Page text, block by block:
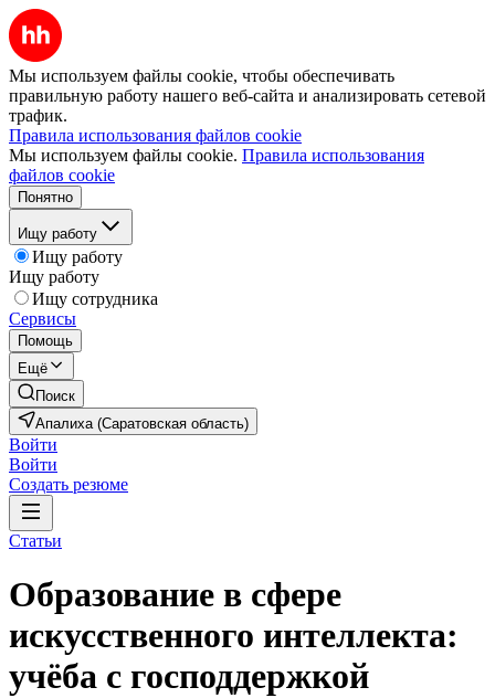
Мы используем файлы cookie, чтобы обеспечивать
правильную работу нашего веб-сайта и анализировать сетевой
трафик.
Правила использования файлов cookie
Мы используем файлы cookie. Правила использования
файлов cookie
Понятно
Ищу работу
Ищу работу
Ищу работу
Ищу сотрудника
Сервисы
Помощь
Ещё
Поиск
Апалиха (Саратовская область)
Войти
Войти
Создать резюме
Статьи
Образование в сфере
искусственного интеллекта:
учёба с господдержкой